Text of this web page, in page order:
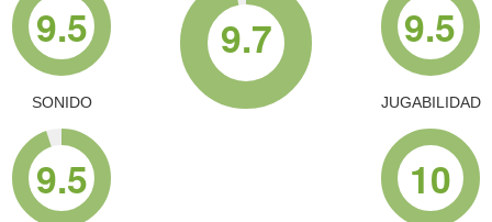
9.5
SONIDO
9.5
9.7 9.5
JUGABILIDAD
10